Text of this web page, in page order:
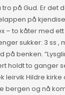
på Gud. Er det
på
– to kåter med
sukker: 3 ss ,
på benken.
holdt to ganger
leirvik Hildre kirke
bergen og nå